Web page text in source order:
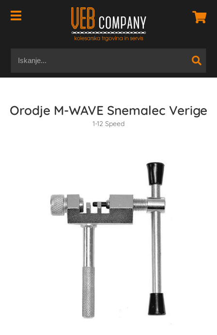
Orodje M-WAVE Snemalec Verige
1-12 Speed